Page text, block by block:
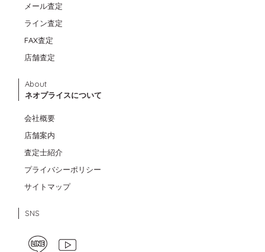
メール査定
ライン査定
FAX査定
店舗査定
About
ネオプライスについて
会社概要
店舗案内
査定士紹介
プライバシーポリシー
サイトマップ
SNS